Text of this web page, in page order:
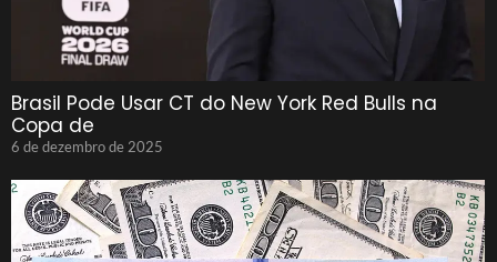
Brasil Pode Usar CT do New York Red Bulls na
Copa de
6 de dezembro de 2025